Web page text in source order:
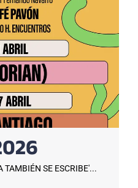
TAMBIÉN SE ESCRIBE'...